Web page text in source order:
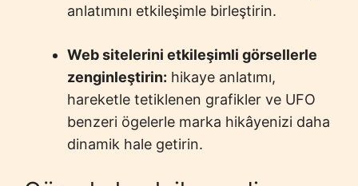
anlatımını etkileşimle birleştirin.
Web sitelerini etkileşimli görsellerle
zenginleştirin: hikaye anlatımı,
hareketle tetiklenen grafikler ve UFO
benzeri ögelerle marka hikâyenizi daha
dinamik hale getirin.